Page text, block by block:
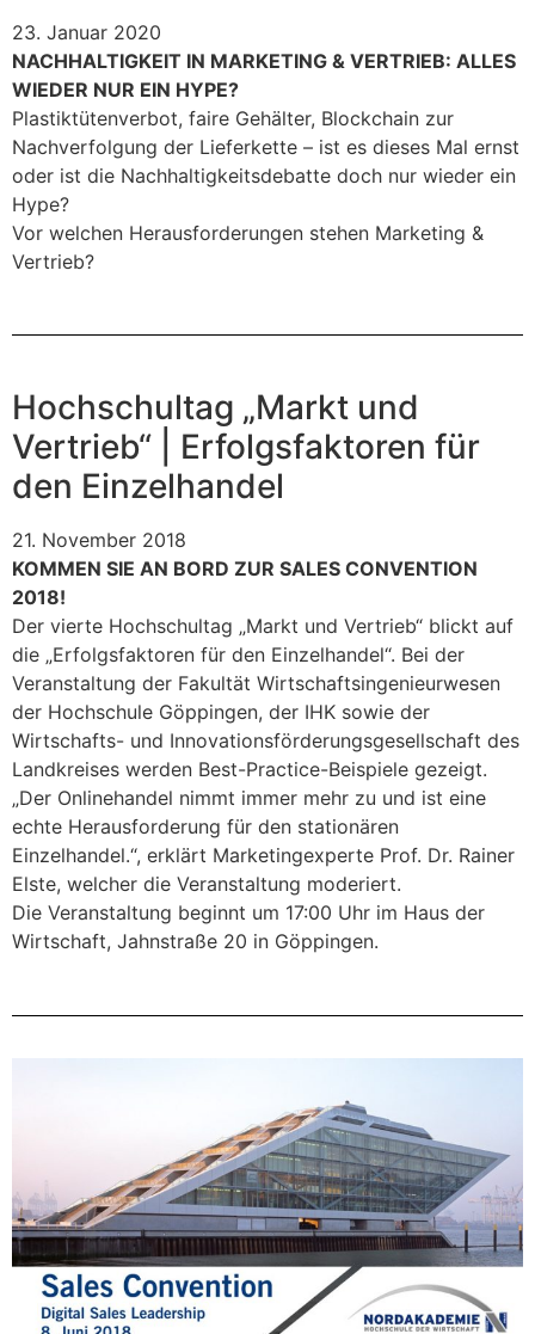
23. Januar 2020
NACHHALTIGKEIT IN MARKETING & VERTRIEB: ALLES
WIEDER NUR EIN HYPE?
Plastiktütenverbot, faire Gehälter, Blockchain zur
Nachverfolgung der Lieferkette – ist es dieses Mal ernst
oder ist die Nachhaltigkeitsdebatte doch nur wieder ein
Hype?
Vor welchen Herausforderungen stehen Marketing &
Vertrieb?
Hochschultag „Markt und
Vertrieb“ | Erfolgsfaktoren für
den Einzelhandel
21. November 2018
KOMMEN SIE AN BORD ZUR SALES CONVENTION
2018!
Der vierte Hochschultag „Markt und Vertrieb“ blickt auf
die „Erfolgsfaktoren für den Einzelhandel“. Bei der
Veranstaltung der Fakultät Wirtschaftsingenieurwesen
der Hochschule Göppingen, der IHK sowie der
Wirtschafts- und Innovationsförderungsgesellschaft des
Landkreises werden Best-Practice-Beispiele gezeigt.
„Der Onlinehandel nimmt immer mehr zu und ist eine
echte Herausforderung für den stationären
Einzelhandel.“, erklärt Marketingexperte Prof. Dr. Rainer
Elste, welcher die Veranstaltung moderiert.
Die Veranstaltung beginnt um 17:00 Uhr im Haus der
Wirtschaft, Jahnstraße 20 in Göppingen.